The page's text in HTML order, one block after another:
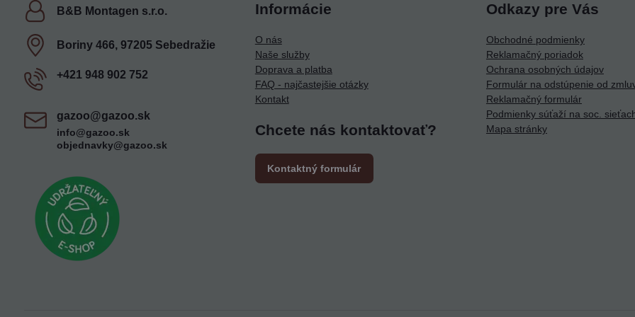
B&B Montagen s​.r​.o​.
Boriny 466, 97205 Sebedražie
+421 948 902 752
gazoo​@gazoo​.sk
info@gazoo.sk
objednavky@gazoo.sk
Informácie
O nás
Naše služby
Doprava a platba
FAQ - najčastejšie otázky
Kontakt
Chcete nás kontaktovať?
Kontaktný formulár
Odkazy pre Vás
Obchodné podmienky
Reklamačný poriadok
Ochrana osobných údajov
Formulár na odstúpenie od
Reklamačný formulár
Podmienky súťaží na soc.
Mapa stránky